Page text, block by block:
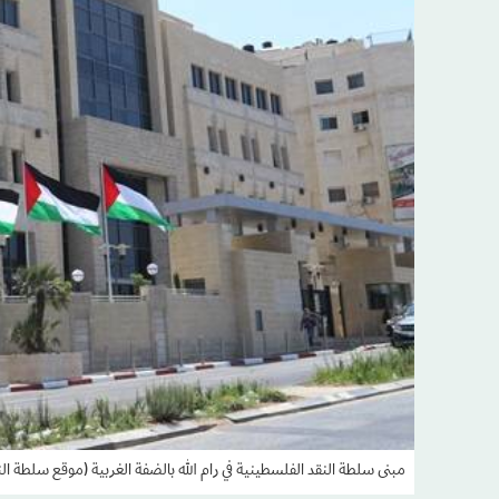
مبنى سلطة النقد الفلسطينية في رام الله بالضفة الغربية (موقع سلطة